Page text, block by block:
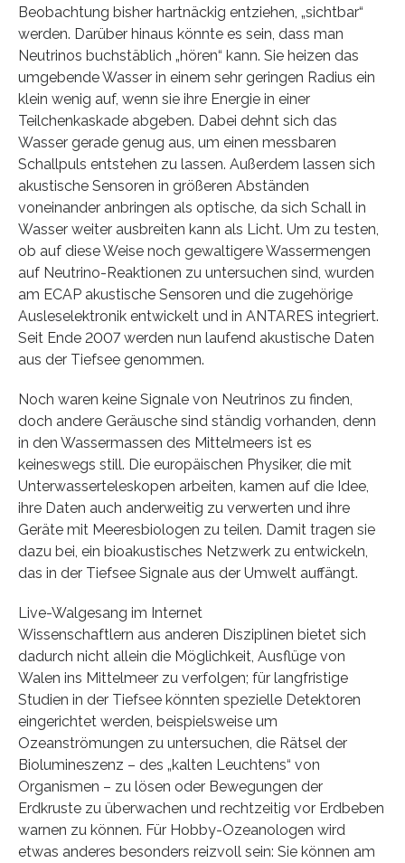
Beobachtung bisher hartnäckig entziehen, „sichtbar“
werden. Darüber hinaus könnte es sein, dass man
Neutrinos buchstäblich „hören“ kann. Sie heizen das
umgebende Wasser in einem sehr geringen Radius ein
klein wenig auf, wenn sie ihre Energie in einer
Teilchenkaskade abgeben. Dabei dehnt sich das
Wasser gerade genug aus, um einen messbaren
Schallpuls entstehen zu lassen. Außerdem lassen sich
akustische Sensoren in größeren Abständen
voneinander anbringen als optische, da sich Schall in
Wasser weiter ausbreiten kann als Licht. Um zu testen,
ob auf diese Weise noch gewaltigere Wassermengen
auf Neutrino-Reaktionen zu untersuchen sind, wurden
am ECAP akustische Sensoren und die zugehörige
Ausleselektronik entwickelt und in ANTARES integriert.
Seit Ende 2007 werden nun laufend akustische Daten
aus der Tiefsee genommen.
Noch waren keine Signale von Neutrinos zu finden,
doch andere Geräusche sind ständig vorhanden, denn
in den Wassermassen des Mittelmeers ist es
keineswegs still. Die europäischen Physiker, die mit
Unterwasserteleskopen arbeiten, kamen auf die Idee,
ihre Daten auch anderweitig zu verwerten und ihre
Geräte mit Meeresbiologen zu teilen. Damit tragen sie
dazu bei, ein bioakustisches Netzwerk zu entwickeln,
das in der Tiefsee Signale aus der Umwelt auffängt.
Live-Walgesang im Internet
Wissenschaftlern aus anderen Disziplinen bietet sich
dadurch nicht allein die Möglichkeit, Ausflüge von
Walen ins Mittelmeer zu verfolgen; für langfristige
Studien in der Tiefsee könnten spezielle Detektoren
eingerichtet werden, beispielsweise um
Ozeanströmungen zu untersuchen, die Rätsel der
Biolumineszenz – des „kalten Leuchtens“ von
Organismen – zu lösen oder Bewegungen der
Erdkruste zu überwachen und rechtzeitig vor Erdbeben
warnen zu können. Für Hobby-Ozeanologen wird
etwas anderes besonders reizvoll sein: Sie können am